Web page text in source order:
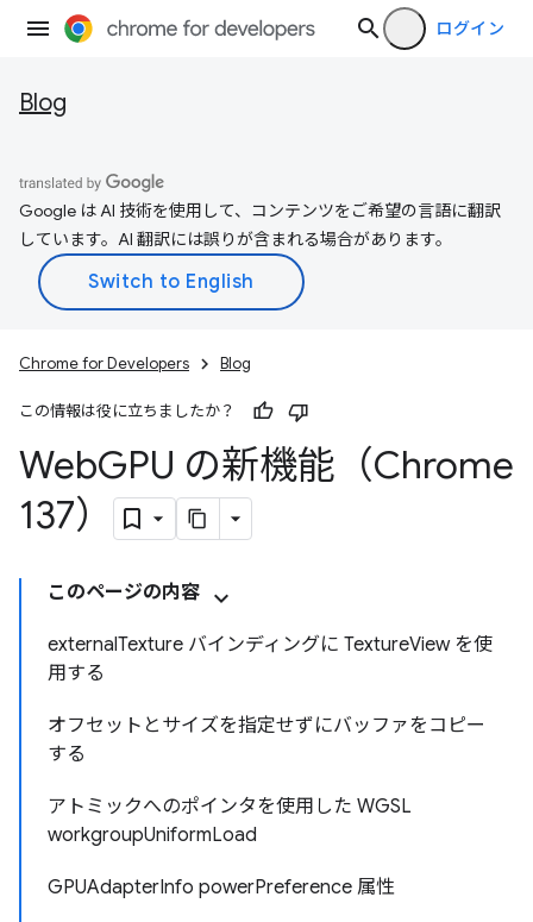
ログイン
Blog
Google は AI 技術を使用して、コンテンツをご希望の言語に翻訳
しています。AI 翻訳には誤りが含まれる場合があります。
Chrome for Developers Blog
この情報は役に立ちましたか？
WebGPU の新機能（Chrome
137）
このページの内容
externalTexture バインディングに TextureView を使
用する
オフセットとサイズを指定せずにバッファをコピー
する
アトミックへのポインタを使用した WGSL
workgroupUniformLoad
GPUAdapterInfo powerPreference 属性